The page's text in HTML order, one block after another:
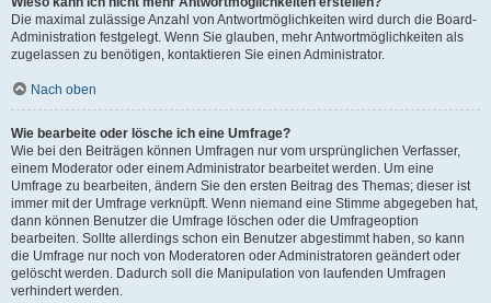
Die maximal zulässige Anzahl von Antwortmöglichkeiten wird durch die Board-
Administration festgelegt. Wenn Sie glauben, mehr Antwortmöglichkeiten als
zugelassen zu benötigen, kontaktieren Sie einen Administrator.
Nach oben
Wie bearbeite oder lösche ich eine Umfrage?
Wie bei den Beiträgen können Umfragen nur vom ursprünglichen Verfasser,
einem Moderator oder einem Administrator bearbeitet werden. Um eine
Umfrage zu bearbeiten, ändern Sie den ersten Beitrag des Themas; dieser ist
immer mit der Umfrage verknüpft. Wenn niemand eine Stimme abgegeben hat,
dann können Benutzer die Umfrage löschen oder die Umfrageoption
bearbeiten. Sollte allerdings schon ein Benutzer abgestimmt haben, so kann
die Umfrage nur noch von Moderatoren oder Administratoren geändert oder
gelöscht werden. Dadurch soll die Manipulation von laufenden Umfragen
verhindert werden.